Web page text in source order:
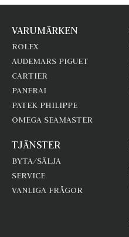
VARUMÄRKEN
ROLEX
AUDEMARS PIGUET
CARTIER
PANERAI
PATEK PHILIPPE
OMEGA SEAMASTER
TJÄNSTER
BYTA/SÄLJA
SERVICE
VANLIGA FRÅGOR